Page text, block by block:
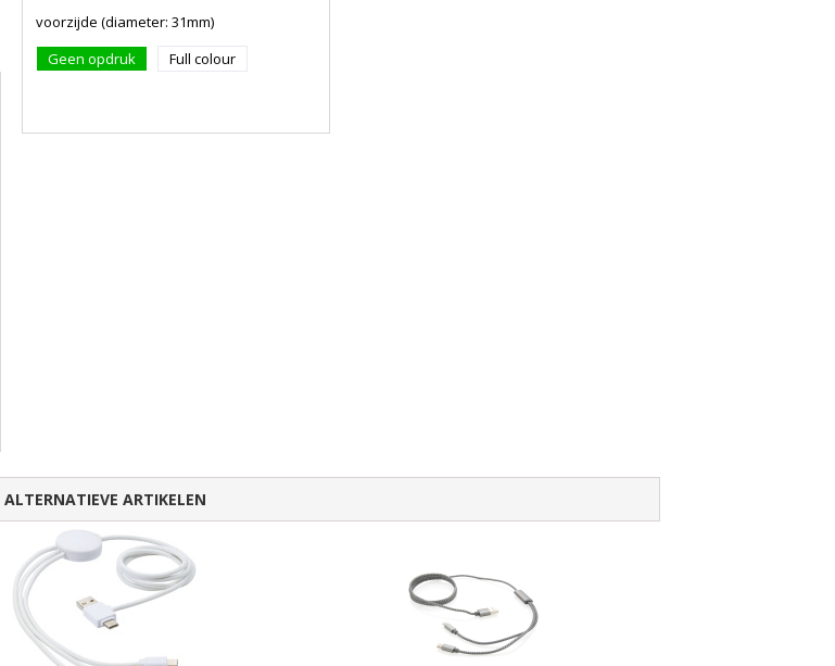
voorzijde (diameter: 31mm)
Geen opdruk
Full colour
ALTERNATIEVE ARTIKELEN